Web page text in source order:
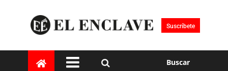
Suscríbete
Buscar